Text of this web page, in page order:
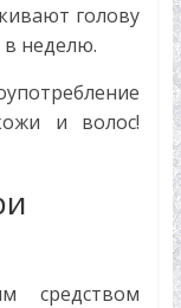
голову
в неделю.
и волос!
средством